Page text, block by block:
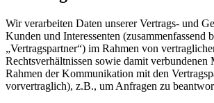
Wir verarbeiten Daten unserer Vertrags- und
Kunden und Interessenten (zusammenfassend
„Vertragspartner“) im Rahmen von
Rechtsverhältnissen sowie damit verbundenen
Rahmen der Kommunikation mit den
vorvertraglich), z.B., um Anfragen zu